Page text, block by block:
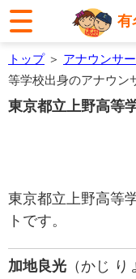
有
トップ＞ アナウンサ
等学校出身のアナウン
東京都立上野高等
東京都立上野高等
トです。
加地良光 （かじ り